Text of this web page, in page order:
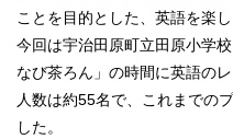
ことを目的とした、英語を楽
今回は宇治田原町立田原小学
なび茶ろん」の時間に英語の
人数は約55名で、これまでの
した。